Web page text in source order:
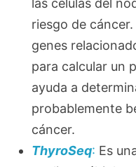
riesgo de
genes
para calcular un
ayuda a
probablemente
cáncer.
ThyroSeq: Es